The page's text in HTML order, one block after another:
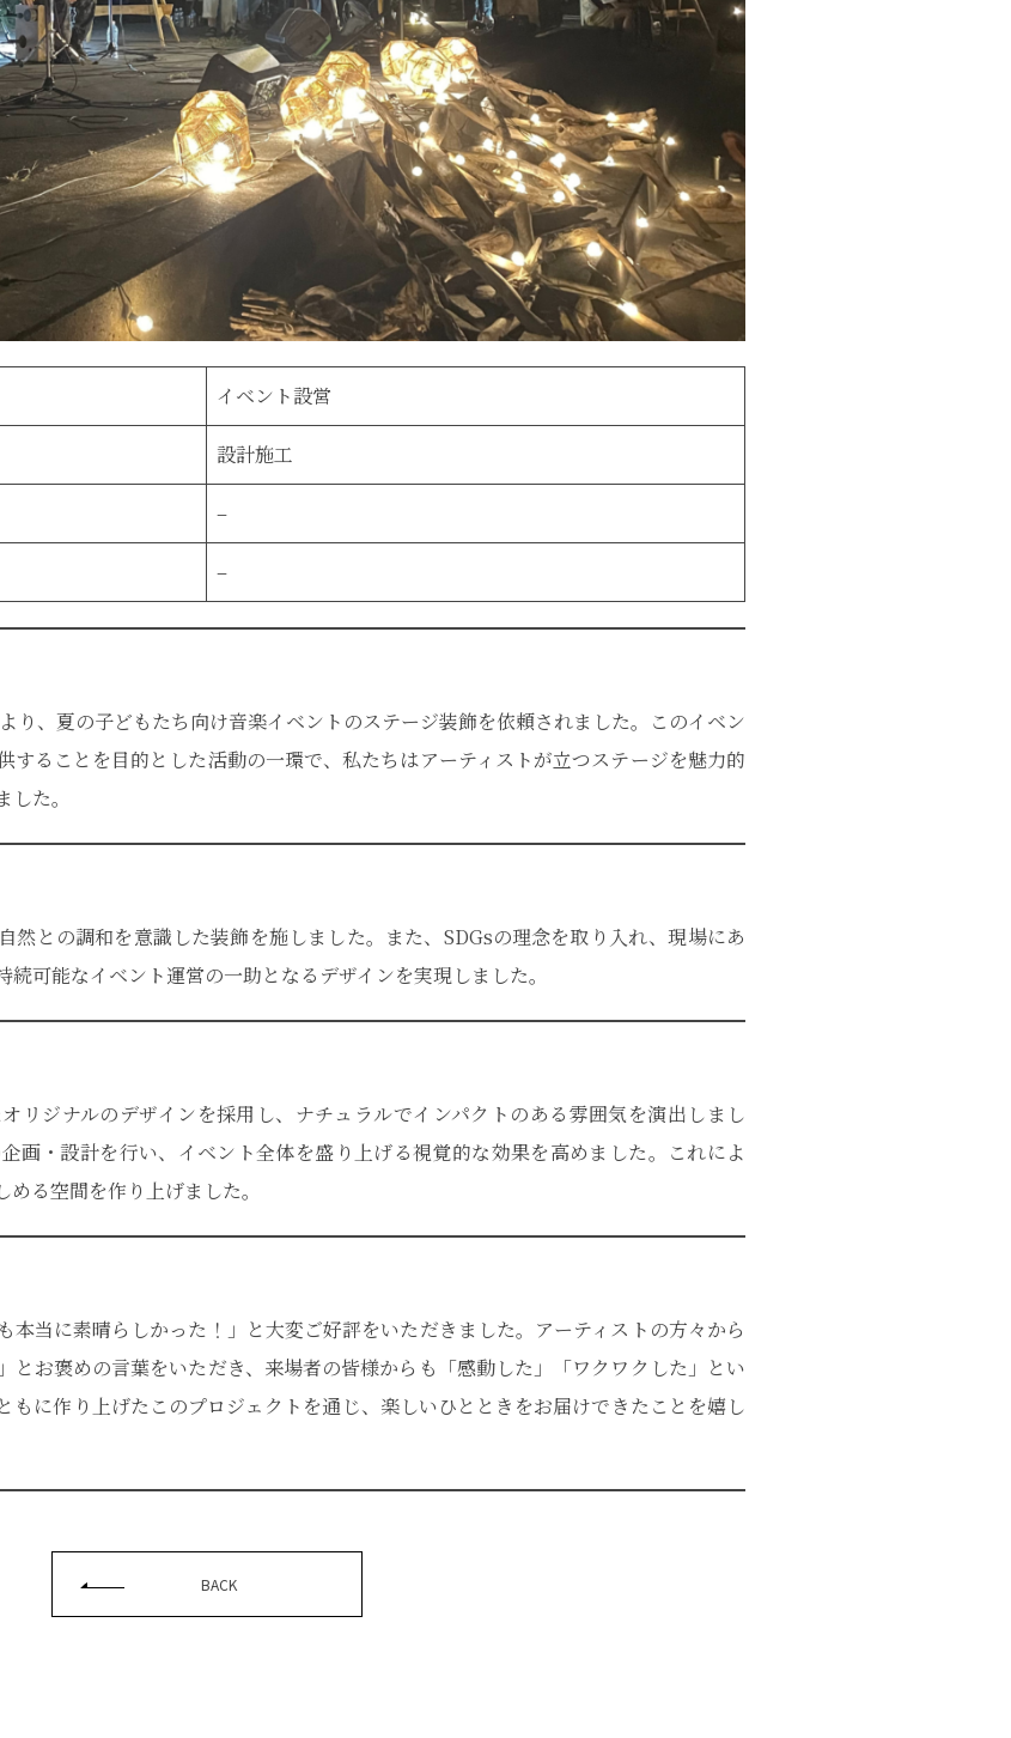
イベント設営
設計施工
–
–
り、夏の子どもたち向け音楽イベントのステージ装飾を依頼されました。このイベン
することを目的とした活動の一環で、私たちはアーティストが立つステージを魅力的
た。
然との調和を意識した装飾を施しました。また、SDGsの理念を取り入れ、現場にあ
可能なイベント運営の一助となるデザインを実現しました。
リジナルのデザインを採用し、ナチュラルでインパクトのある雰囲気を演出しまし
画・設計を行い、イベント全体を盛り上げる視覚的な効果を高めました。これによ
る空間を作り上げました。
本当に素晴らしかった！」と大変ご好評をいただきました。アーティストの方々から
とお褒めの言葉をいただき、来場者の皆様からも「感動した」「ワクワクした」とい
もに作り上げたこのプロジェクトを通じ、楽しいひとときをお届けできたことを嬉し
BACK